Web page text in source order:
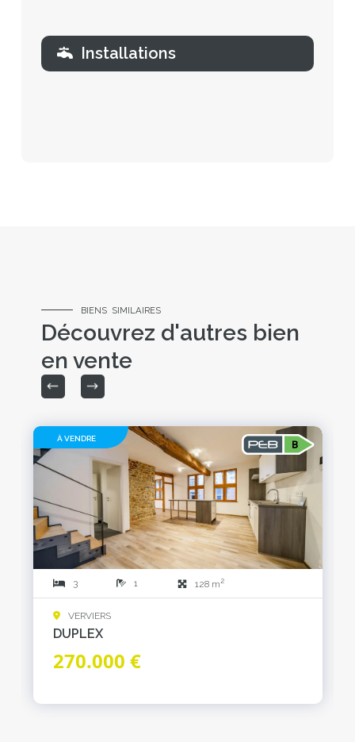
Installations
BIENS SIMILAIRES
Découvrez d'autres bien
en vente
À VENDRE
3 1 128 m2
VERVIERS
DUPLEX
270.000 €